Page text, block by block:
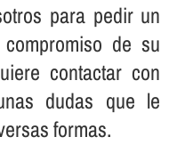
para pedir un
de su
contactar con
dudas que le
formas.